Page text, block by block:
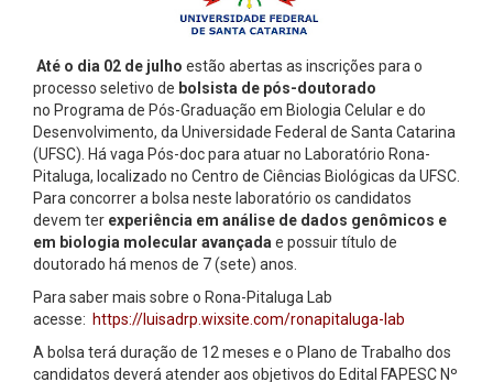
Até o dia 02 de julho estão abertas as inscrições para o
processo seletivo de bolsista de pós-doutorado
no Programa de Pós-Graduação em Biologia Celular e do
Desenvolvimento, da Universidade Federal de Santa Catarina
(UFSC). Há vaga Pós-doc para atuar no Laboratório Rona-
Pitaluga, localizado no Centro de Ciências Biológicas da UFSC.
Para concorrer a bolsa neste laboratório os candidatos
devem ter experiência em análise de dados genômicos e
em biologia molecular avançada e possuir título de
doutorado há menos de 7 (sete) anos.
Para saber mais sobre o Rona-Pitaluga Lab
acesse: https://luisadrp.wixsite.com/ronapitaluga-lab
A bolsa terá duração de 12 meses e o Plano de Trabalho dos
candidatos deverá atender aos objetivos do Edital FAPESC Nº